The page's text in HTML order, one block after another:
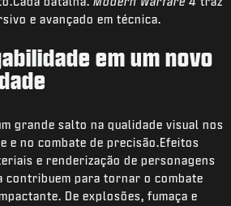
e avançado em técnica.
em um novo
grande salto na qualidade visual nos
e no combate de precisão.Efeitos
e renderização de personagens
contribuem para tornar o combate
De explosões, fumaça e